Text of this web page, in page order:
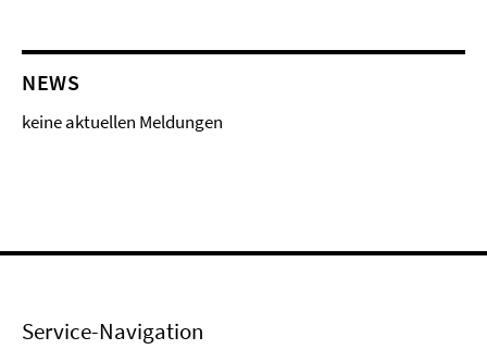
NEWS
keine aktuellen Meldungen
Service-Navigation